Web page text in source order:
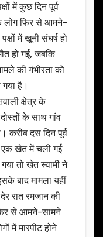
में कुछ दिन पूर्व
के लोग फिर से आमने-
में खूनी संघर्ष हो
हो गई, जबकि
की गंभीरता को
है।
क्षेत्र के
के साथ गांव
करीब दस दिन पूर्व
खेत में चली गई
तो खेत स्वामी ने
बाद मामला यहीं
रात रमजान की
फिर से आमने-सामने
में मारपीट होने